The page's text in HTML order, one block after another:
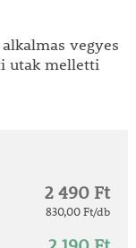
vegyes
utak melletti
2 490 Ft
830,00 Ft/db